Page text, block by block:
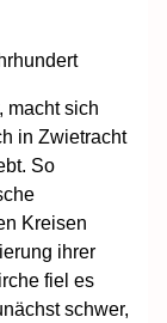
macht sich
in Zwietracht
So
Kreisen
ihrer
fiel es
schwer,